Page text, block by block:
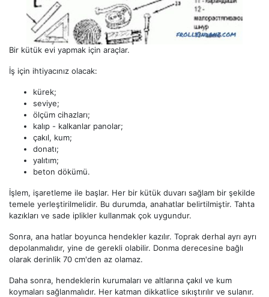
Bir kütük evi yapmak için araçlar.
İş için ihtiyacınız olacak:
kürek;
seviye;
ölçüm cihazları;
kalıp - kalkanlar panolar;
çakıl, kum;
donatı;
yalıtım;
beton dökümü.
İşlem, işaretleme ile başlar. Her bir kütük duvarı sağlam bir şekilde
temele yerleştirilmelidir. Bu durumda, anahatlar belirtilmiştir. Tahta
kazıkları ve sade iplikler kullanmak çok uygundur.
Sonra, ana hatlar boyunca hendekler kazılır. Toprak derhal ayrı ayrı
depolanmalıdır, yine de gerekli olabilir. Donma derecesine bağlı
olarak derinlik 70 cm'den az olamaz.
Daha sonra, hendeklerin kurumaları ve altlarına çakıl ve kum
koymaları sağlanmalıdır. Her katman dikkatlice sıkıştırılır ve sulanır.